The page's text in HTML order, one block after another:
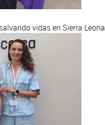
vidas en Sierra Leona